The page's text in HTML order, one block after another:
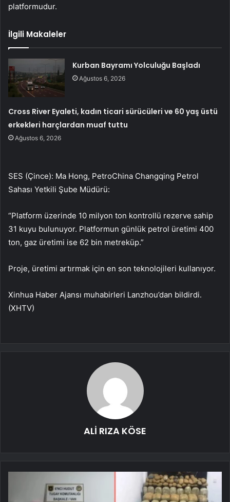
platformudur.
İlgili Makaleler
Kurban Bayramı Yolculuğu Başladı
Ağustos 6, 2026
Cross River Eyaleti, kadın ticari sürücüleri ve 60 yaş üstü
erkekleri harçlardan muaf tuttu
Ağustos 6, 2026
SES (Çince): Ma Hong, PetroChina Changqing Petrol
Sahası Yetkili Şube Müdürü:
“Platform üzerinde 10 milyon ton kontrollü rezerve sahip
31 kuyu bulunuyor. Platformun günlük petrol üretimi 400
ton, gaz üretimi ise 62 bin metreküp.”
Proje, üretimi artırmak için en son teknolojileri kullanıyor.
Xinhua Haber Ajansı muhabirleri Lanzhou’dan bildirdi.
(XHTV)
ALİ RIZA KÖSE